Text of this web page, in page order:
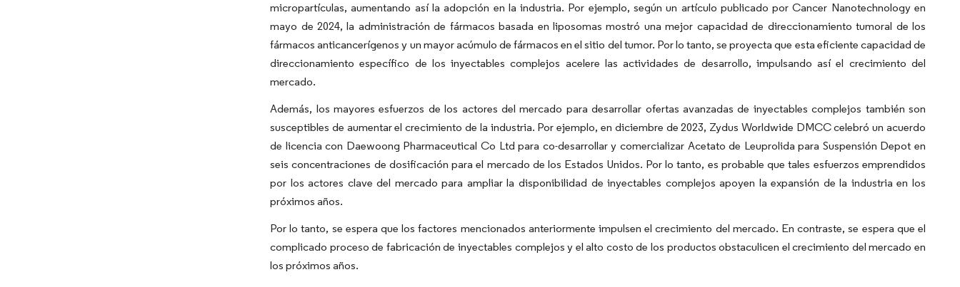
micropartículas, aumentando así la adopción en la industria. Por ejemplo, según un artículo publicado por Cancer Nanotechnology en
mayo de 2024, la administración de fármacos basada en liposomas mostró una mejor capacidad de direccionamiento tumoral de los
fármacos anticancerígenos y un mayor acúmulo de fármacos en el sitio del tumor. Por lo tanto, se proyecta que esta eficiente capacidad de
direccionamiento específico de los inyectables complejos acelere las actividades de desarrollo, impulsando así el crecimiento del
mercado.
Además, los mayores esfuerzos de los actores del mercado para desarrollar ofertas avanzadas de inyectables complejos también son
susceptibles de aumentar el crecimiento de la industria. Por ejemplo, en diciembre de 2023, Zydus Worldwide DMCC celebró un acuerdo
de licencia con Daewoong Pharmaceutical Co Ltd para co-desarrollar y comercializar Acetato de Leuprolida para Suspensión Depot en
seis concentraciones de dosificación para el mercado de los Estados Unidos. Por lo tanto, es probable que tales esfuerzos emprendidos
por los actores clave del mercado para ampliar la disponibilidad de inyectables complejos apoyen la expansión de la industria en los
próximos años.
Por lo tanto, se espera que los factores mencionados anteriormente impulsen el crecimiento del mercado. En contraste, se espera que el
complicado proceso de fabricación de inyectables complejos y el alto costo de los productos obstaculicen el crecimiento del mercado en
los próximos años.